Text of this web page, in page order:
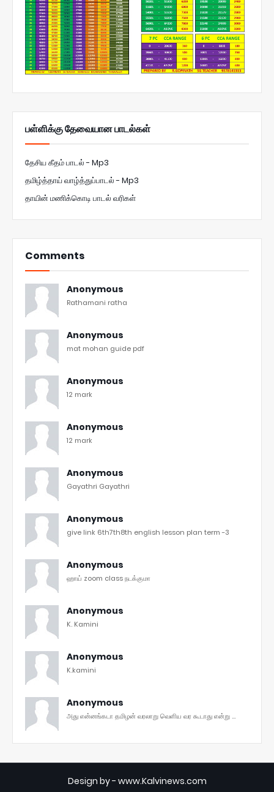
பள்ளிக்கு தேவையான பாடல்கள்
தேசிய கீதம் பாடல் - Mp3
தமிழ்த்தாய் வாழ்த்துப்பாடல் - Mp3
தாயின் மணிக்கொடி பாடல் வரிகள்
Comments
Anonymous
Rathamani ratha
Anonymous
mat mohan guide pdf
Anonymous
12 mark
Anonymous
12 mark
Anonymous
Gayathri Gayathri
Anonymous
give link 6th7th8th english lesson plan term -3
Anonymous
ஹாய் zoom class நடக்குமா
Anonymous
K. Kamini
Anonymous
K.kamini
Anonymous
அது என்னங்கடா தமிழன் வரலாறு வெளிய வர கூடாது என்று ...
Design by - www.Kalvinews.com